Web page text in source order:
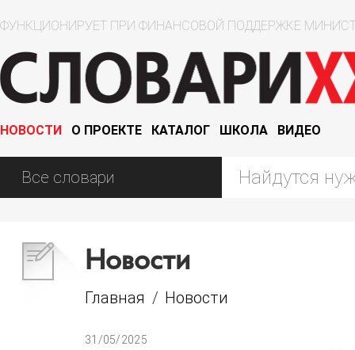
ФУНКЦИОНИРУЕТ ПРИ ФИНАНСОВОЙ ПОДДЕРЖКЕ
НОВОСТИ О ПРОЕКТЕ КАТАЛОГ ШКОЛА ВИДЕО
Новости
Главная / Новости
31/05/2025